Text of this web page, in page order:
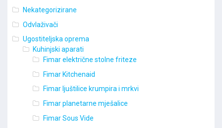
Nekategorizirane
Odvlaživači
Ugostiteljska oprema
Kuhinjski aparati
Fimar električne stolne friteze
Fimar Kitchenaid
Fimar ljuštilice krumpira i mrkvi
Fimar planetarne mješalice
Fimar Sous Vide